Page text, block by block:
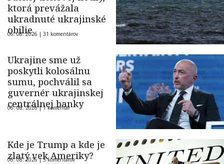
ktorá prevážala
ukradnuté ukrajinské
obilie
06. 08. 2026 | 31 komentárov
Ukrajine sme už
poskytli kolosálnu
sumu, pochválil sa
guvernér ukrajinskej
centrálnej banky
06. 08. 2026 |1 komentár
Kde je Trump a kde je
zlatý vek Ameriky?
06. 08. 2026 |5 komentárov